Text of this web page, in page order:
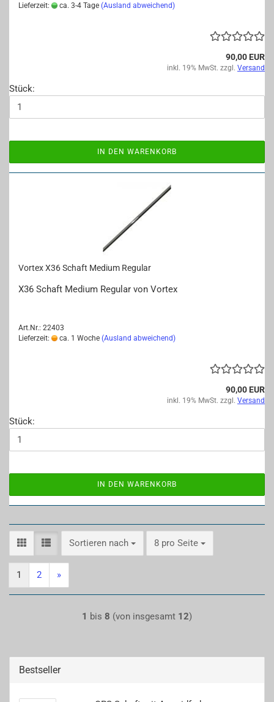
Lieferzeit:
ca. 3-4 Tage (Ausland abweichend)
90,00 EUR
inkl. 19% MwSt. zzgl. Versand
Stück:
IN DEN WARENKORB
Vor­tex X36 Schaft Me­di­um Re­gu­lar
X36 Schaft Me­di­um Re­gu­lar von Vor­tex
Art.Nr.: 22403
Lieferzeit:
ca. 1 Woche (Ausland abweichend)
90,00 EUR
inkl. 19% MwSt. zzgl. Versand
Stück:
IN DEN WARENKORB
Sortieren nach
Sortieren nach 8 pro Seite
pro Seite
1 2 »
1 bis 8 (von insgesamt 12)
Bestseller